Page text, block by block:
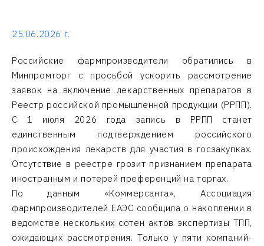
25.06.2026 г.
Российские фармпроизводители обратились в
Минпромторг с просьбой ускорить рассмотрение
заявок на включение лекарственных препаратов в
Реестр российской промышленной продукции (РРПП).
С 1 июля 2026 года запись в РРПП станет
единственным подтверждением российского
происхождения лекарств для участия в госзакупках.
Отсутствие в реестре грозит признанием препарата
иностранным и потерей преференций на торгах.
По данным «Коммерсанта», Ассоциация
фармпроизводителей ЕАЭС сообщила о накоплении в
ведомстве нескольких сотен актов экспертизы ТПП,
ожидающих рассмотрения. Только у пяти компаний-